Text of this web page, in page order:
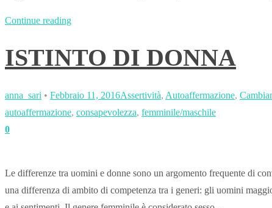
Continue reading
ISTINTO DI DONNA
anna_sari • Febbraio 11, 2016Assertività, Autoaffermazione,
autoaffermazione, consapevolezza, femminile/maschile
0
Le differenze tra uomini e donne sono un argomento frequente di
una differenza di ambito di competenza tra i generi: gli uomini